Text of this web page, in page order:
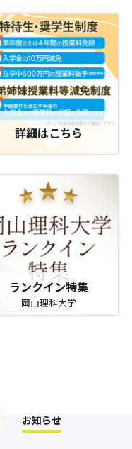
詳細はこちら
ランクイン特集
岡山理科大学
お知らせ